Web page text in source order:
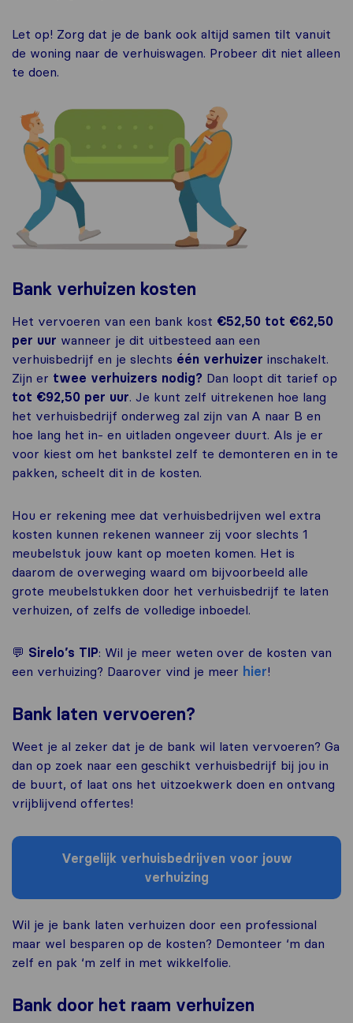
Let op! Zorg dat je de bank ook altijd samen tilt vanuit
de woning naar de verhuiswagen. Probeer dit niet alleen
te doen.
Bank verhuizen kosten
Het vervoeren van een bank kost €52,50 tot €62,50
per uur wanneer je dit uitbesteed aan een
verhuisbedrijf en je slechts één verhuizer inschakelt.
Zijn er twee verhuizers nodig? Dan loopt dit tarief op
tot €92,50 per uur. Je kunt zelf uitrekenen hoe lang
het verhuisbedrijf onderweg zal zijn van A naar B en
hoe lang het in- en uitladen ongeveer duurt. Als je er
voor kiest om het bankstel zelf te demonteren en in te
pakken, scheelt dit in de kosten.
Hou er rekening mee dat verhuisbedrijven wel extra
kosten kunnen rekenen wanneer zij voor slechts 1
meubelstuk jouw kant op moeten komen. Het is
daarom de overweging waard om bijvoorbeeld alle
grote meubelstukken door het verhuisbedrijf te laten
verhuizen, of zelfs de volledige inboedel.
💬 Sirelo’s TIP: Wil je meer weten over de kosten van
een verhuizing? Daarover vind je meer hier!
Bank laten vervoeren?
Weet je al zeker dat je de bank wil laten vervoeren? Ga
dan op zoek naar een geschikt verhuisbedrijf bij jou in
de buurt, of laat ons het uitzoekwerk doen en ontvang
vrijblijvend offertes!
Vergelijk verhuisbedrijven voor jouw
verhuizing
Wil je je bank laten verhuizen door een professional
maar wel besparen op de kosten? Demonteer ‘m dan
zelf en pak ‘m zelf in met wikkelfolie.
Bank door het raam verhuizen